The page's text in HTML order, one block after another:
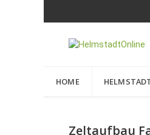
HOME
Zeltaufbau